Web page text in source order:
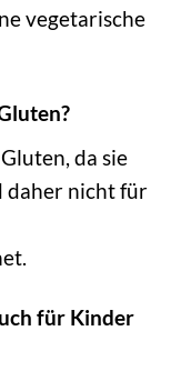
vegetarische
da sie
daher nicht für
für Kinder